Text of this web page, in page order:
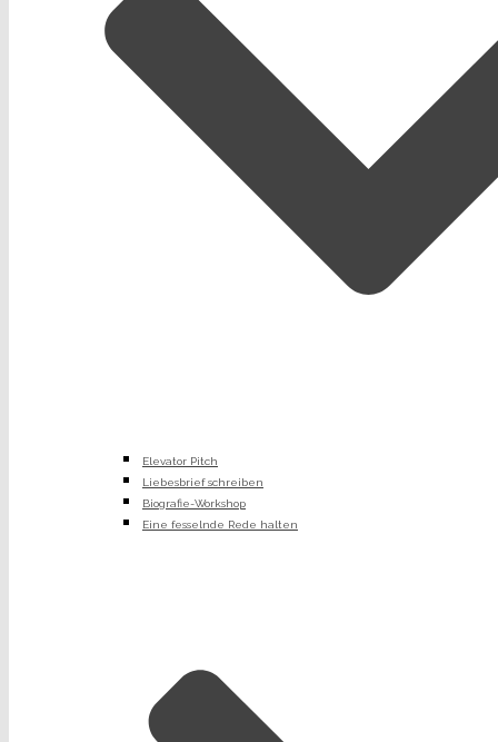
Elevator Pitch
Liebesbrief schreiben
Biografie-Workshop
Eine fesselnde Rede halten